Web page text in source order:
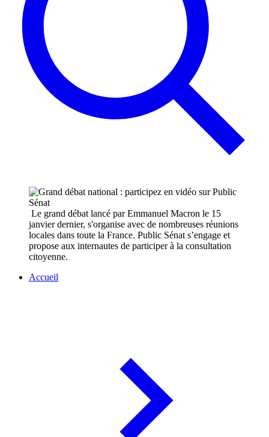
Le grand débat lancé par Emmanuel Macron le 15
janvier dernier, s'organise avec de nombreuses réunions
locales dans toute la France. Public Sénat s’engage et
propose aux internautes de participer à la consultation
citoyenne.
Accueil